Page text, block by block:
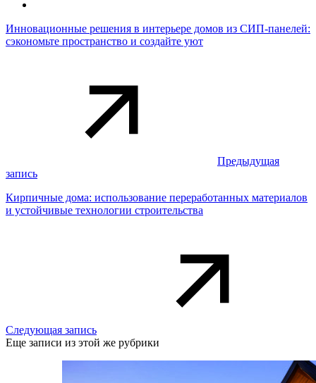
Инновационные решения в интерьере домов из СИП-панелей:
сэкономьте пространство и создайте уют
Предыдущая
запись
Кирпичные дома: использование переработанных материалов
и устойчивые технологии строительства
Следующая запись
Еще записи из этой же рубрики